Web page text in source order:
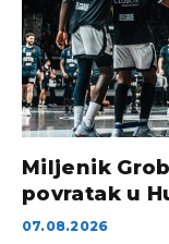
Miljenik
povratak u
07.08.2026